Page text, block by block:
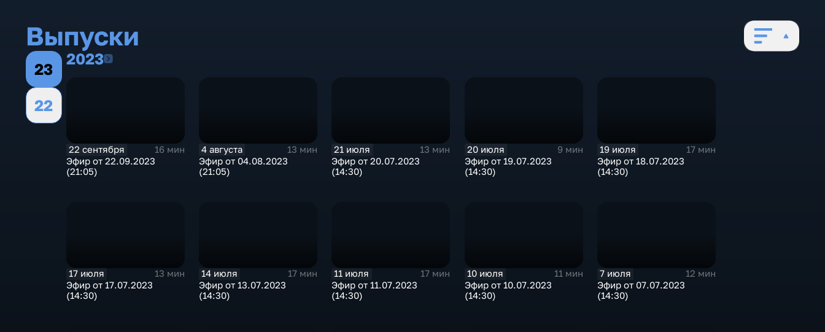
Выпуски
23
22
20232023
22 сентября
16 мин
Эфир от 22.09.2023
(21:05)
4 августа
13 мин
Эфир от 04.08.2023
(21:05)
21 июля
13 мин
Эфир от 20.07.2023
(14:30)
20 июля
9 мин
Эфир от 19.07.2023
(14:30)
19 июля
17 мин
Эфир от 18.07.2023
(14:30)
17 июля
13 мин
Эфир от 17.07.2023
(14:30)
14 июля
17 мин
Эфир от 13.07.2023
(14:30)
11 июля
17 мин
Эфир от 11.07.2023
(14:30)
10 июля
11 мин
Эфир от 10.07.2023
(14:30)
7 июля
12 мин
Эфир от 07.07.2023
(14:30)